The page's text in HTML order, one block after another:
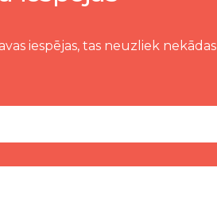
iespējas, tas neuzliek nekādas